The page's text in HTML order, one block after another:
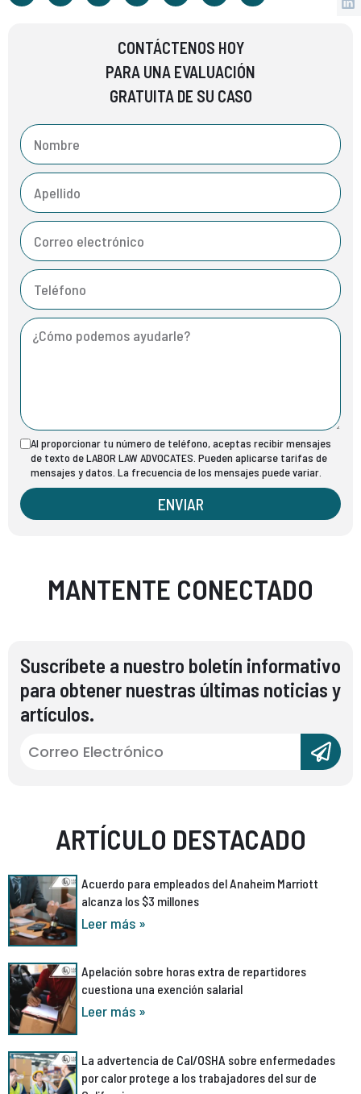
CONTÁCTENOS HOY
PARA UNA EVALUACIÓN
GRATUITA DE SU CASO
Al proporcionar tu número de teléfono, aceptas recibir mensajes
de texto de LABOR LAW ADVOCATES. Pueden aplicarse tarifas de
mensajes y datos. La frecuencia de los mensajes puede variar.
ENVIAR
MANTENTE CONECTADO
Suscríbete a nuestro boletín informativo
para obtener nuestras últimas noticias y
artículos.
ARTÍCULO DESTACADO
Acuerdo para empleados del Anaheim Marriott
alcanza los $3 millones
Leer más »
Apelación sobre horas extra de repartidores
cuestiona una exención salarial
Leer más »
La advertencia de Cal/OSHA sobre enfermedades
por calor protege a los trabajadores del sur de